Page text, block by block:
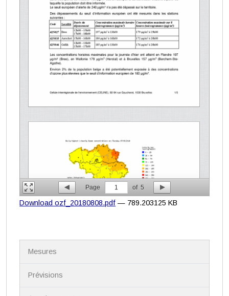
Page 1 of 5
Download ozf_20180808.pdf — 789.203125 KB
Mesures
Prévisions